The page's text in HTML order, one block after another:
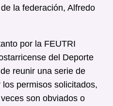
la federación, Alfredo
por la FEUTRI
del Deporte
reunir una serie de
permisos solicitados,
son obviados o